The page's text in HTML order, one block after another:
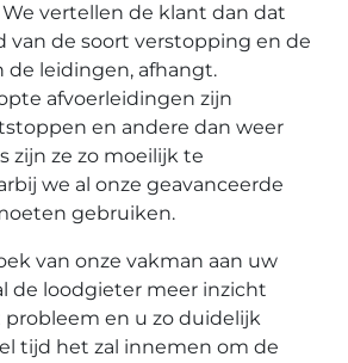
vertellen de klant dan dat
van de soort verstopping en de
de leidingen, afhangt.
afvoerleidingen zijn
en andere dan weer
zijn ze zo moeilijk te
we al onze geavanceerde
gebruiken.
van onze vakman aan uw
de loodgieter meer inzicht
en u zo duidelijk
tijd het zal innemen om de